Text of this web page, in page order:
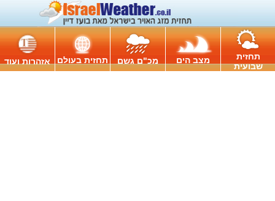
תחזית
שבועית
מצב הים מכ"ם גשם תחזית בעולם אזהרות ועוד